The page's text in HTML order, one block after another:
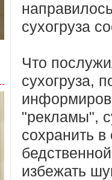
сухогруза
Что
сухогруза,
"рекламы",
сохранить в
избежать